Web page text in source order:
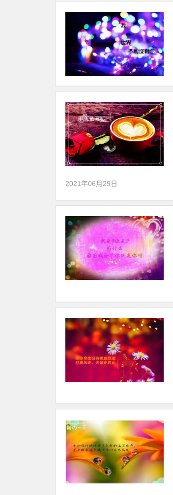
2021年06月29日